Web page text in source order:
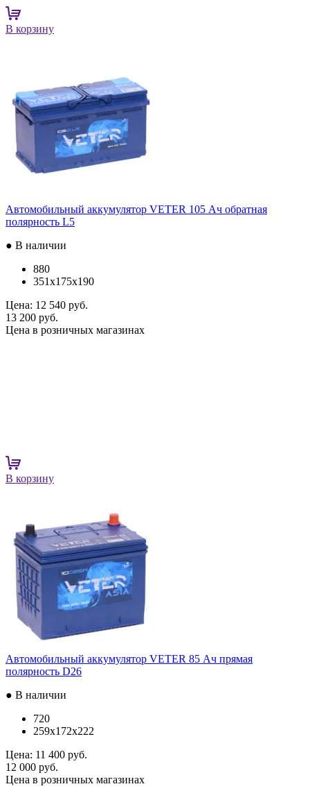
В корзину
Автомобильный аккумулятор VETER 105 Ач обратная
полярность L5
● В наличии
880
351x175x190
Цена: 12 540 руб.
13 200 руб.
Цена в розничных магазинах
В корзину
Автомобильный аккумулятор VETER 85 Ач прямая
полярность D26
● В наличии
720
259x172x222
Цена: 11 400 руб.
12 000 руб.
Цена в розничных магазинах